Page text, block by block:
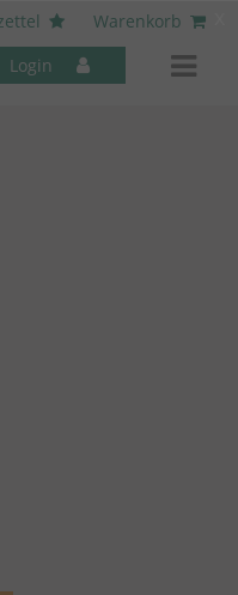
Warenkorb
Login